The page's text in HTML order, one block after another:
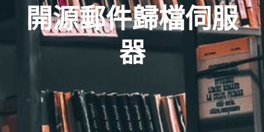
開源郵件歸檔伺服
器